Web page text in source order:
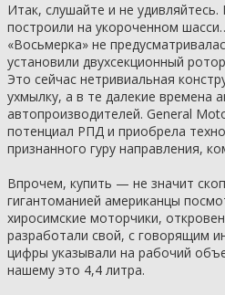
Итак, слушайте и не
построили на укороченном
«Восьмерка» не
установили двухсекционный
Это сейчас нетривиальная
ухмылку, а в те далекие времена
автопроизводителей. General
потенциал РПД и приобрела
признанного гуру направления,
Впрочем, купить — не значит
гигантоманией американцы
хиросимские моторчики,
разработали свой, с говорящим
цифры указывали на рабочий
нашему это 4,4 литра.